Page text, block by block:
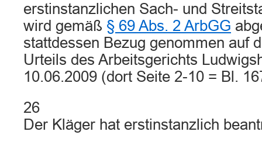
erstinstanzlichen Sach- und
wird gemäß § 69 Abs. 2 ArbGG
stattdessen Bezug genommen auf
Urteils des Arbeitsgerichts
10.06.2009 (dort Seite 2-10 = Bl.
26
Der Kläger hat erstinstanzlich